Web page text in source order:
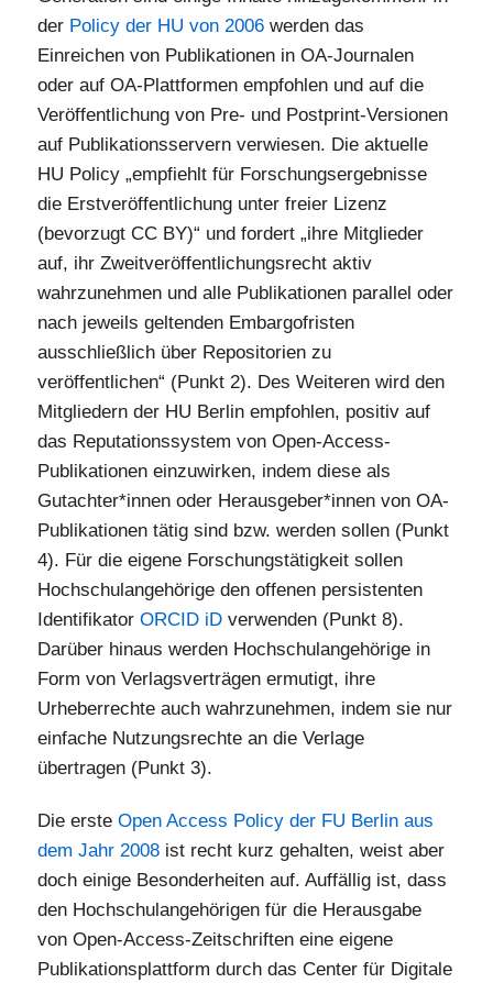
der Policy der HU von 2006 werden das
Einreichen von Publikationen in OA-Journalen
oder auf OA-Plattformen empfohlen und auf die
Veröffentlichung von Pre- und Postprint-Versionen
auf Publikationsservern verwiesen. Die aktuelle
HU Policy „empfiehlt für Forschungsergebnisse
die Erstveröffentlichung unter freier Lizenz
(bevorzugt CC BY)“ und fordert „ihre Mitglieder
auf, ihr Zweitveröffentlichungsrecht aktiv
wahrzunehmen und alle Publikationen parallel oder
nach jeweils geltenden Embargofristen
ausschließlich über Repositorien zu
veröffentlichen“ (Punkt 2). Des Weiteren wird den
Mitgliedern der HU Berlin empfohlen, positiv auf
das Reputationssystem von Open-Access-
Publikationen einzuwirken, indem diese als
Gutachter*innen oder Herausgeber*innen von OA-
Publikationen tätig sind bzw. werden sollen (Punkt
4). Für die eigene Forschungstätigkeit sollen
Hochschulangehörige den offenen persistenten
IdentifikatorORCID iD verwenden (Punkt 8).
Darüber hinaus werden Hochschulangehörige in
Form von Verlagsverträgen ermutigt, ihre
Urheberrechte auch wahrzunehmen, indem sie nur
einfache Nutzungsrechte an die Verlage
übertragen (Punkt 3).
Die ersteOpen Access Policy der FU Berlin aus
dem Jahr 2008 ist recht kurz gehalten, weist aber
doch einige Besonderheiten auf. Auffällig ist, dass
den Hochschulangehörigen für die Herausgabe
von Open-Access-Zeitschriften eine eigene
Publikationsplattform durch das Center für Digitale